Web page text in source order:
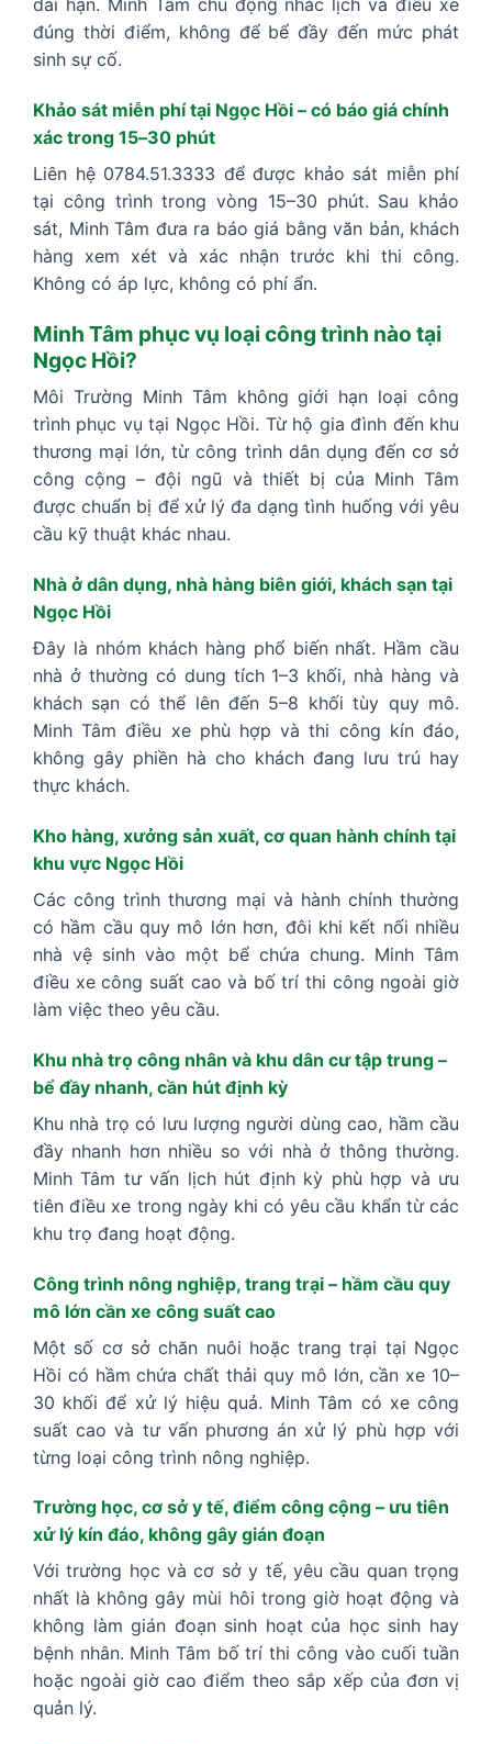
dài hạn. Minh Tâm chủ động nhắc lịch và điều xe
đúng thời điểm, không để bể đầy đến mức phát
sinh sự cố.
Khảo sát miễn phí tại Ngọc Hồi – có báo giá chính
xác trong 15–30 phút
Liên hệ 0784.51.3333 để được khảo sát miễn phí
tại công trình trong vòng 15–30 phút. Sau khảo
sát, Minh Tâm đưa ra báo giá bằng văn bản, khách
hàng xem xét và xác nhận trước khi thi công.
Không có áp lực, không có phí ẩn.
Minh Tâm phục vụ loại công trình nào tại
Ngọc Hồi?
Môi Trường Minh Tâm không giới hạn loại công
trình phục vụ tại Ngọc Hồi. Từ hộ gia đình đến khu
thương mại lớn, từ công trình dân dụng đến cơ sở
công cộng – đội ngũ và thiết bị của Minh Tâm
được chuẩn bị để xử lý đa dạng tình huống với yêu
cầu kỹ thuật khác nhau.
Nhà ở dân dụng, nhà hàng biên giới, khách sạn tại
Ngọc Hồi
Đây là nhóm khách hàng phổ biến nhất. Hầm cầu
nhà ở thường có dung tích 1–3 khối, nhà hàng và
khách sạn có thể lên đến 5–8 khối tùy quy mô.
Minh Tâm điều xe phù hợp và thi công kín đáo,
không gây phiền hà cho khách đang lưu trú hay
thực khách.
Kho hàng, xưởng sản xuất, cơ quan hành chính tại
khu vực Ngọc Hồi
Các công trình thương mại và hành chính thường
có hầm cầu quy mô lớn hơn, đôi khi kết nối nhiều
nhà vệ sinh vào một bể chứa chung. Minh Tâm
điều xe công suất cao và bố trí thi công ngoài giờ
làm việc theo yêu cầu.
Khu nhà trọ công nhân và khu dân cư tập trung –
bể đầy nhanh, cần hút định kỳ
Khu nhà trọ có lưu lượng người dùng cao, hầm cầu
đầy nhanh hơn nhiều so với nhà ở thông thường.
Minh Tâm tư vấn lịch hút định kỳ phù hợp và ưu
tiên điều xe trong ngày khi có yêu cầu khẩn từ các
khu trọ đang hoạt động.
Công trình nông nghiệp, trang trại – hầm cầu quy
mô lớn cần xe công suất cao
Một số cơ sở chăn nuôi hoặc trang trại tại Ngọc
Hồi có hầm chứa chất thải quy mô lớn, cần xe 10–
30 khối để xử lý hiệu quả. Minh Tâm có xe công
suất cao và tư vấn phương án xử lý phù hợp với
từng loại công trình nông nghiệp.
Trường học, cơ sở y tế, điểm công cộng – ưu tiên
xử lý kín đáo, không gây gián đoạn
Với trường học và cơ sở y tế, yêu cầu quan trọng
nhất là không gây mùi hôi trong giờ hoạt động và
không làm gián đoạn sinh hoạt của học sinh hay
bệnh nhân. Minh Tâm bố trí thi công vào cuối tuần
hoặc ngoài giờ cao điểm theo sắp xếp của đơn vị
quản lý.